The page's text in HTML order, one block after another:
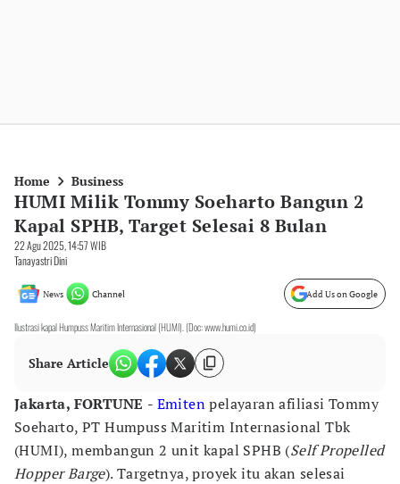
Home Business
HUMI Milik Tommy Soeharto Bangun 2
Kapal SPHB, Target Selesai 8 Bulan
22 Agu 2025, 14:57 WIB
Tanayastri Dini
News Channel Add Us on Google
Ilustrasi kapal Humpuss Maritim Internasional (HUMI). (Doc: www.humi.co.id)
Share Article
Jakarta, FORTUNE - Emitenpelayaran afiliasi Tommy
Soeharto, PT Humpuss Maritim Internasional Tbk
(HUMI), membangun 2 unit kapal SPHB (Self Propelled
Hopper Barge). Targetnya, proyek itu akan selesai